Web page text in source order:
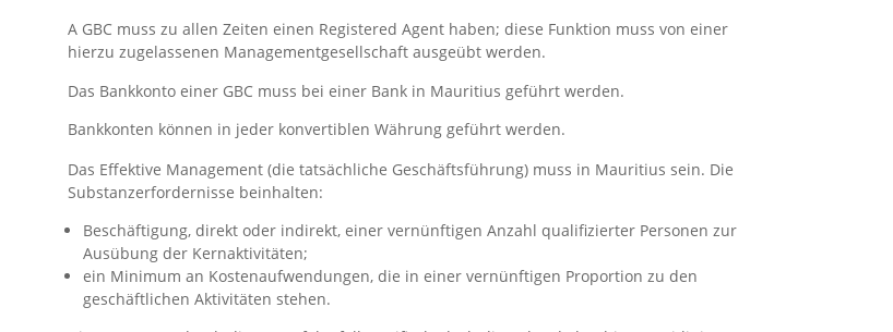
A GBC muss zu allen Zeiten einen Registered Agent haben; diese Funktion muss von einer
hierzu zugelassenen Managementgesellschaft ausgeübt werden.
Das Bankkonto einer GBC muss bei einer Bank in Mauritius geführt werden.
Bankkonten können in jeder konvertiblen Währung geführt werden.
Das Effektive Management (die tatsächliche Geschäftsführung) muss in Mauritius sein. Die
Substanzerfordernisse beinhalten:
Beschäftigung, direkt oder indirekt, einer vernünftigen Anzahl qualifizierter Personen zur
Ausübung der Kernaktivitäten;
ein Minimum an Kostenaufwendungen, die in einer vernünftigen Proportion zu den
geschäftlichen Aktivitäten stehen.